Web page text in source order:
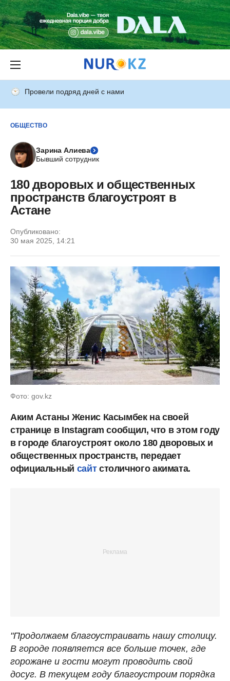
Провели подряд дней с нами
ОБЩЕСТВО
Зарина Алиева
Бывший сотрудник
180 дворовых и общественных
пространств благоустроят в
Астане
Опубликовано:
30 мая 2025, 14:21
Фото: gov.kz
Аким Астаны Женис Касымбек на своей
странице в Instagram сообщил, что в этом году
в городе благоустроят около 180 дворовых и
общественных пространств, передает
официальный сайтстоличного акимата.
"Продолжаем благоустраивать нашу столицу.
В городе появляется все больше точек, где
горожане и гости могут проводить свой
досуг. В текущем году благоустроим порядка